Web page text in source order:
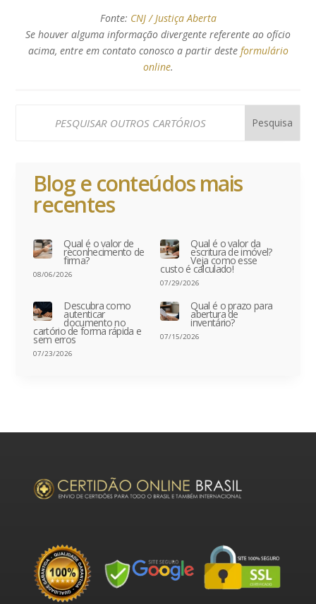
Fonte: CNJ / Justiça Aberta
Se houver alguma informação divergente referente ao ofício
acima, entre em contato conosco a partir deste formulário
online.
Blog e conteúdos mais
recentes
Qual é o valor de
reconhecimento de
firma?
08/06/2026
Qual é o valor da
escritura de imóvel?
Veja como esse
custo é calculado!
07/29/2026
Descubra como
autenticar
documento no
cartório de forma rápida e
sem erros
07/23/2026
Qual é o prazo para
abertura de
inventário?
07/15/2026